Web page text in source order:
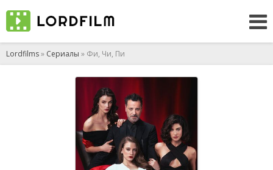
Lordfilms» Сериалы » Фи, Чи, Пи